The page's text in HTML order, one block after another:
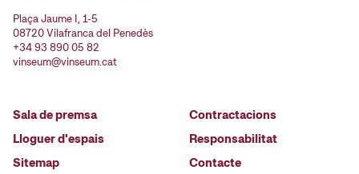
Plaça Jaume I, 1-5
08720 Vilafranca del Penedès
+34 93 890 05 82
vinseum@vinseum.cat
Sala de premsa
Lloguer d'espais
Sitemap
Contractacions
Responsabilitat
Contacte